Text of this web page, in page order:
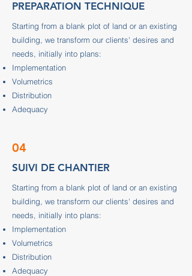
PREPARATION TECHNIQUE
Starting from a blank plot of land or an existing
building, we transform our clients' desires and
needs, initially into plans:
Implementation
Volumetrics
Distribution
Adequacy
04
SUIVI DE CHANTIER
Starting from a blank plot of land or an existing
building, we transform our clients' desires and
needs, initially into plans:
Implementation
Volumetrics
Distribution
Adequacy